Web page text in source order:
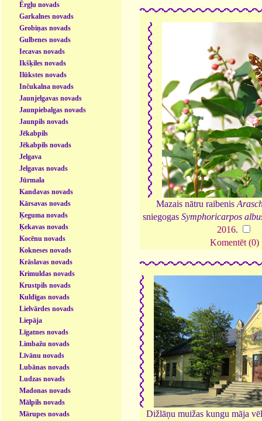
Ērgļu novads
Garkalnes novads
Grobiņas novads
Gulbenes novads
Iecavas novads
Ikšķiles novads
Ilūkstes novads
Inčukalna novads
Jaunjelgavas novads
Jaunpiebalgas novads
Jaunpils novads
Jēkabpils
Jēkabpils novads
Jelgava
Jelgavas novads
Jūrmala
Kandavas novads
Kārsavas novads
Ķeguma novads
Ķekavas novads
Kocēnu novads
Kokneses novads
Krāslavas novads
Krimuldas novads
Krustpils novads
Kuldīgas novads
Lielvārdes novads
Liepāja
Līgatnes novads
Limbažu novads
Līvānu novads
Lubānas novads
Ludzas novads
Madonas novads
Mālpils novads
Mārupes novads
Mazais nātru raibenis
sniegogasSymphoricarpos
2016.
Komentēt (0)
Dižlāņu muižas kungu māja